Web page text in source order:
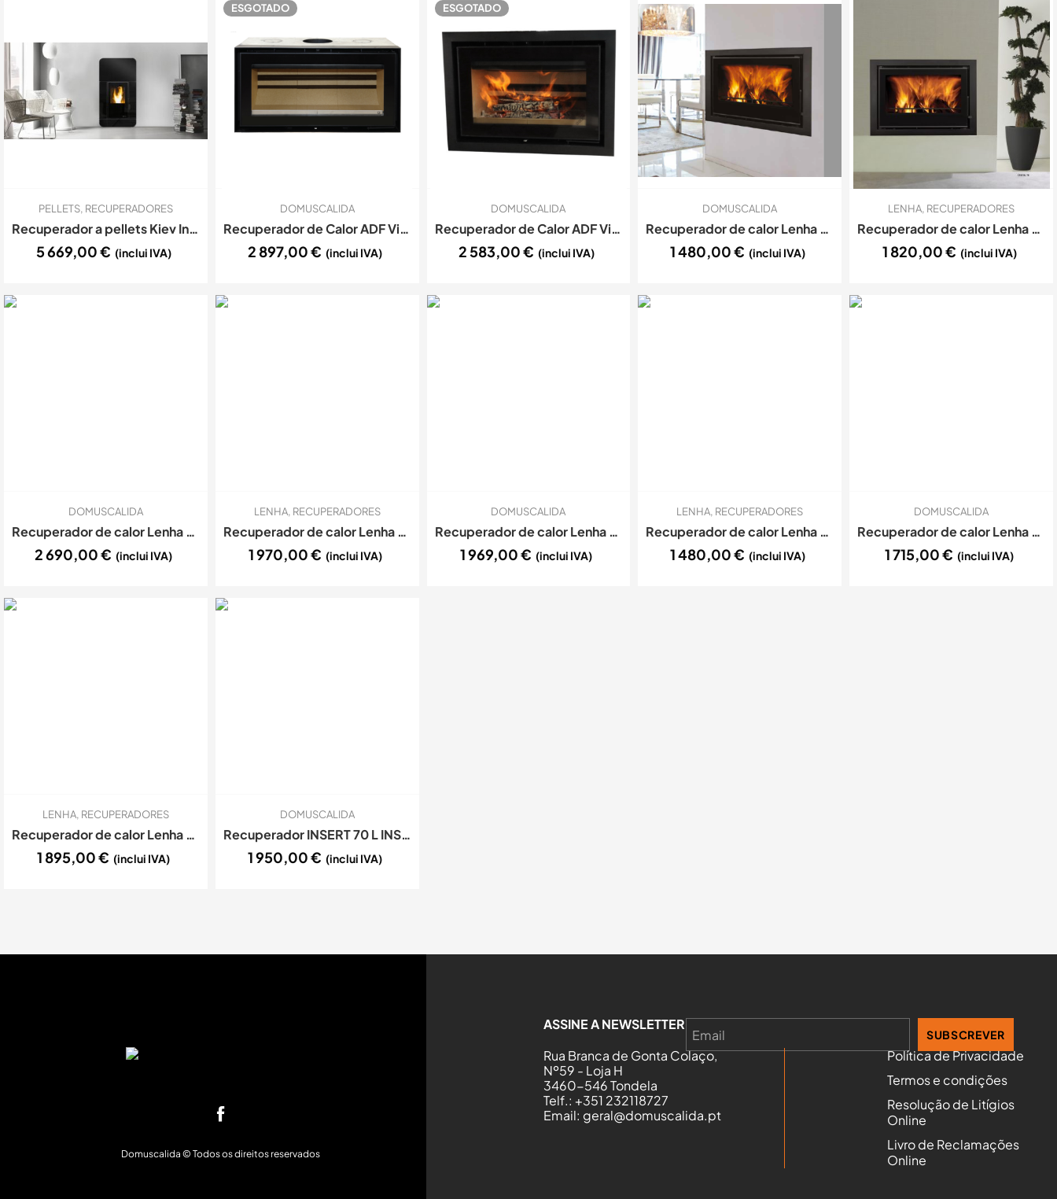
PELLETS, RECUPERADORES
Recuperador a pellets Kiev Insert EcoForest 16kw
5 669,00€ (inclui IVA)
ESGOTADO
DOMUSCALIDA
Recuperador de Calor ADF Vista 100 Ventilado
2 897,00€ (inclui IVA)
ESGOTADO
DOMUSCALIDA
Recuperador de Calor ADF Vista 80 ventilado
2 583,00€ (inclui IVA)
DOMUSCALIDA
Recuperador de calor Lenha Ar – C&A Chama – Cristal 69
1 480,00€ (inclui IVA)
LENHA, RECUPERADORES
Recuperador de calor Lenha Ar – C&A Chama – Cristal 78
1 820,00€ (inclui IVA)
DOMUSCALIDA
Recuperador de calor Lenha Ar – C&A Chama – Cristal 78 DF
2 690,00€ (inclui IVA)
LENHA, RECUPERADORES
Recuperador de calor Lenha Ar – C&A Chama – Cristal 88
1 970,00€ (inclui IVA)
DOMUSCALIDA
Recuperador de calor Lenha Ar – C&A Chama – Cristal 98
1 969,00€ (inclui IVA)
LENHA, RECUPERADORES
Recuperador de calor Lenha Ar – C&A Chama – Premium I ECO
1 480,00€ (inclui IVA)
DOMUSCALIDA
Recuperador de calor Lenha Ar – C&A Chama – Premium III ECO
1 715,00€ (inclui IVA)
LENHA, RECUPERADORES
Recuperador de calor Lenha Ar EcoForest-Eco insert 90 – 14kW
1 895,00€ (inclui IVA)
DOMUSCALIDA
Recuperador INSERT 70 L INSERTO VENTILADO
1 950,00€ (inclui IVA)
Domuscalida © Todos os direitos reservados
ASSINE A NEWSLETTER
SUBSCREVER
Rua Branca de Gonta Colaço,
Nº59 - Loja H
3460-546 Tondela
Telf.: +351 232118727
Email: geral@domuscalida.pt
Política de Privacidade
Termos e condições
Resolução de Litígios
Online
Livro de Reclamações
Online